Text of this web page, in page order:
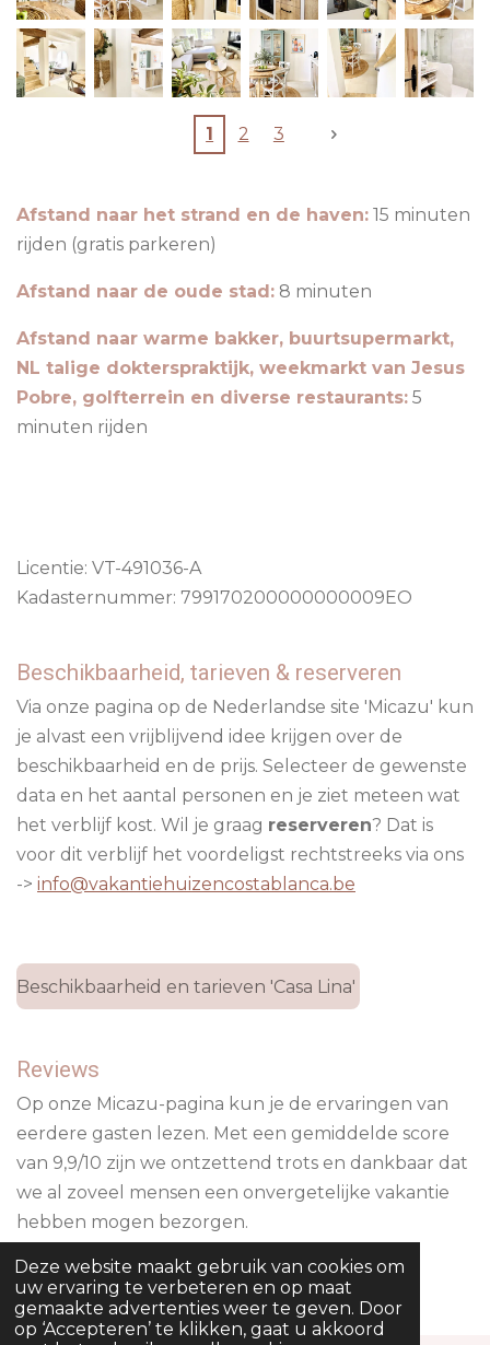
Deze website maakt gebruik van cookies om
uw ervaring te verbeteren en op maat
gemaakte advertenties weer te geven. Door
op ‘Accepteren’ te klikken, gaat u akkoord
1 2 3
Afstand naar het strand en de haven: 15 minuten
rijden (gratis parkeren)
Afstand naar de oude stad: 8 minuten
Afstand naar warme bakker, buurtsupermarkt,
NL talige dokterspraktijk, weekmarkt van Jesus
Pobre, golfterrein en diverse restaurants: 5
minuten rijden
Licentie: VT-491036-A
Kadasternummer: 799170200000000009EO
Beschikbaarheid, tarieven & reserveren
Via onze pagina op de Nederlandse site 'Micazu' kun
je alvast een vrijblijvend idee krijgen over de
beschikbaarheid en de prijs. Selecteer de gewenste
data en het aantal personen en je ziet meteen wat
het verblijf kost. Wil je graag reserveren? Dat is
voor dit verblijf het voordeligst rechtstreeks via ons
-> info@vakantiehuizencostablanca.be
Beschikbaarheid en tarieven 'Casa Lina'
Reviews
Op onze Micazu-pagina kun je de ervaringen van
eerdere gasten lezen. Met een gemiddelde score
van 9,9/10 zijn we ontzettend trots en dankbaar dat
we al zoveel mensen een onvergetelijke vakantie
hebben mogen bezorgen.
Reviews over 'Casa Lina'